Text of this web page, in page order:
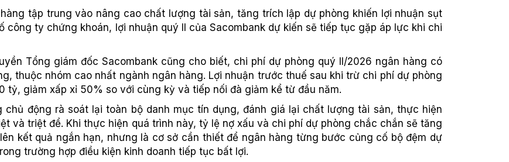
tập trung vào nâng cao chất lượng tài sản, tăng trích lập dự phòng khiến lợi nhuận sụt
công ty chứng khoán, lợi nhuận quý II của Sacombank dự kiến sẽ tiếp tục gặp áp lực khi chi
Tổng giám đốc Sacombank cũng cho biết, chi phí dự phòng quý II/2026 ngân hàng có
thuộc nhóm cao nhất ngành ngân hàng. Lợi nhuận trước thuế sau khi trừ chi phí dự phòng
tỷ, giảm xấp xỉ 50% so với cùng kỳ và tiếp nối đà giảm kể từ đầu năm.
chủ động rà soát lại toàn bộ danh mục tín dụng, đánh giá lại chất lượng tài sản, thực hiện
và triệt để. Khi thực hiện quá trình này, tỷ lệ nợ xấu và chi phí dự phòng chắc chắn sẽ tăng
kết quả ngắn hạn, nhưng là cơ sở cần thiết để ngân hàng từng bước củng cố bộ đệm dự
trường hợp điều kiện kinh doanh tiếp tục bất lợi.